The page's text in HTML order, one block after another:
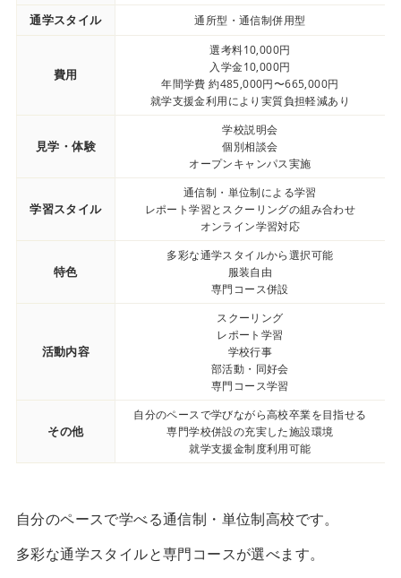
通学スタイル 通所型・通信制併用型
費用
選考料10,000円
入学金10,000円
年間学費 約485,000円〜665,000円
就学支援金利用により実質負担軽減あり
見学・体験
学校説明会
個別相談会
オープンキャンパス実施
学習スタイル
通信制・単位制による学習
レポート学習とスクーリングの組み合わせ
オンライン学習対応
特色
多彩な通学スタイルから選択可能
服装自由
専門コース併設
活動内容
スクーリング
レポート学習
学校行事
部活動・同好会
専門コース学習
その他
自分のペースで学びながら高校卒業を目指せる
専門学校併設の充実した施設環境
就学支援金制度利用可能
自分のペースで学べる通信制・単位制高校です。
多彩な通学スタイルと専門コースが選べます。